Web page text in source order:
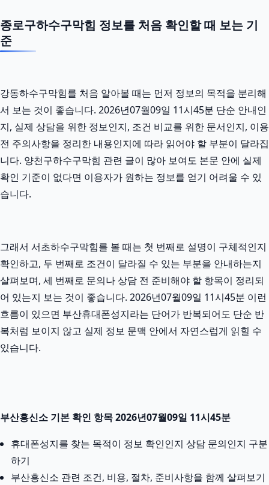
종로구하수구막힘 정보를 처음 확인할 때 보는 기
준
강동하수구막힘를 처음 알아볼 때는 먼저 정보의 목적을 분리해
서 보는 것이 좋습니다. 2026년07월09일 11시45분 단순 안내인
지, 실제 상담을 위한 정보인지, 조건 비교를 위한 문서인지, 이용
전 주의사항을 정리한 내용인지에 따라 읽어야 할 부분이 달라집
니다. 양천구하수구막힘 관련 글이 많아 보여도 본문 안에 실제
확인 기준이 없다면 이용자가 원하는 정보를 얻기 어려울 수 있
습니다.
그래서 서초하수구막힘를 볼 때는 첫 번째로 설명이 구체적인지
확인하고, 두 번째로 조건이 달라질 수 있는 부분을 안내하는지
살펴보며, 세 번째로 문의나 상담 전 준비해야 할 항목이 정리되
어 있는지 보는 것이 좋습니다. 2026년07월09일 11시45분 이런
흐름이 있으면 부산휴대폰성지라는 단어가 반복되어도 단순 반
복처럼 보이지 않고 실제 정보 문맥 안에서 자연스럽게 읽힐 수
있습니다.
부산흥신소 기본 확인 항목 2026년07월09일 11시45분
휴대폰성지를 찾는 목적이 정보 확인인지 상담 문의인지 구분
하기
부산흥신소 관련 조건, 비용, 절차, 준비사항을 함께 살펴보기